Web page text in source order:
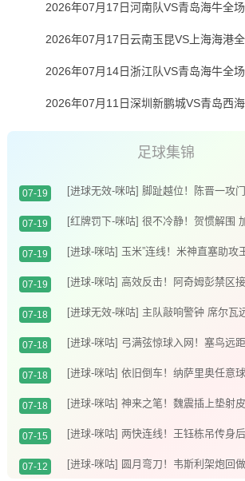
2026年07月17日河南队VS青岛海牛全
2026年07月17日云南玉昆VS上海海港
2026年07月14日浙江队VS青岛海牛全
2026年07月11日深圳新鹏城VS青岛西海
足球集锦
07-19
[进球无效-咪咕] 脚趾越位！陈晋一攻
补射破门无效
07-19
[红牌罚下-咪咕] 很不冷静！贺惯解围
鞋钉染红
07-19
[进球-咪咕] 玉米”连线！米神直塞助攻
破门
07-19
[进球-咪咕] 高效反击！阿奇姆彭禁区
推射入网
07-18
[进球无效-咪咕] 主队敲响警钟 席尔瓦
合拉木越位在先进球无效
07-18
[进球-咪咕] 弓满弦惊球入网！塞鸟远
破僵局
07-18
[进球-咪咕] 依旧倒车！纳萨里奥任意
头槌破荒
07-18
[进球-咪咕] 神来之笔！魏震插上垫射
弹入网窝
07-15
[进球-咪咕] 两快连线！王钰栋吊传身
功将球顶进
07-12
[进球-咪咕] 圆月弯刀！韦斯利架炮回